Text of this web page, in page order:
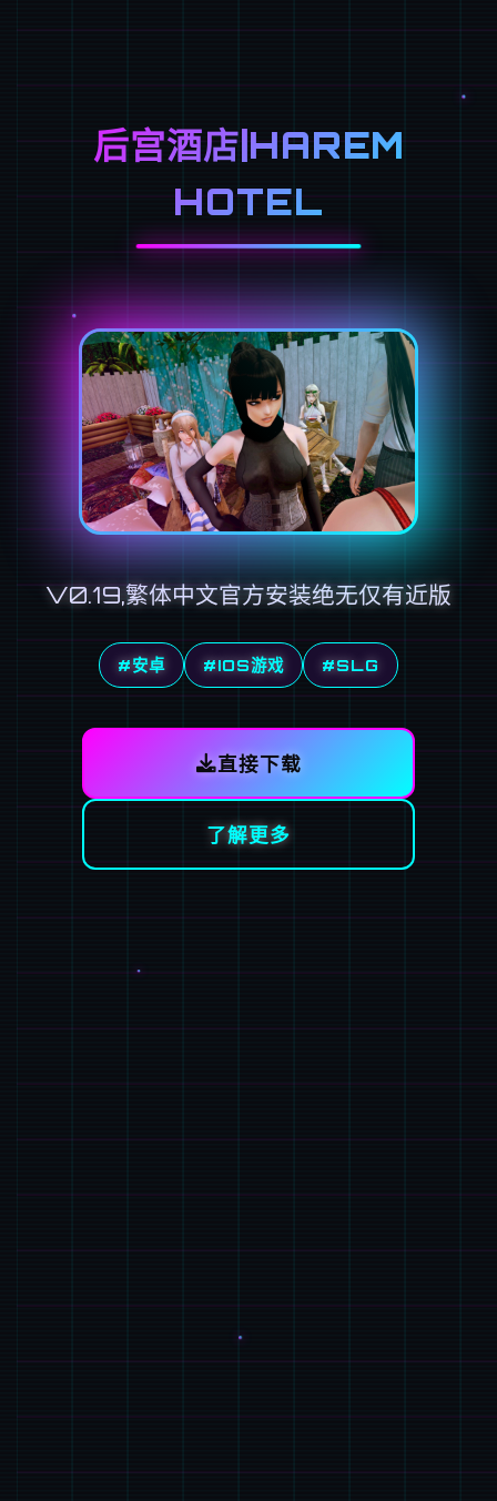
后宫酒店|HAREM
HOTEL
V0.19,繁体中文官方安装绝无仅有近版
#安卓 #IOS游戏 #SLG
直接下载
了解更多